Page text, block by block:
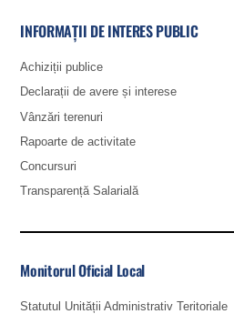
INFORMAȚII DE INTERES PUBLIC
Achiziții publice
Declarații de avere și interese
Vânzări terenuri
Rapoarte de activitate
Concursuri
Transparență Salarială
Monitorul Oficial Local
Statutul Unității Administrativ Teritoriale